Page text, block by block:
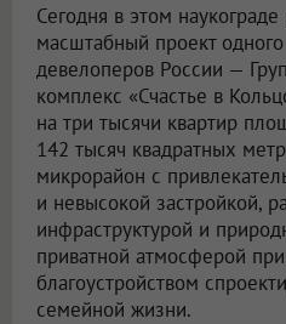
Сегодня в этом наукограде
масштабный проект
девелоперов России —
комплекс «Счастье в
на три тысячи квартир
142 тысяч квадратных
микрорайон с
и невысокой застройкой,
инфраструктурой и
приватной атмосферой
благоустройством
семейной жизни.